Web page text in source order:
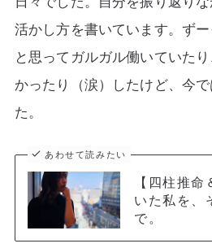
活かし方を書いています。ずー
と思ってガルガル働いていた
かったり（涙）したけど、今
た。
あわせて読みたい
【四柱推
いた私を、
で。